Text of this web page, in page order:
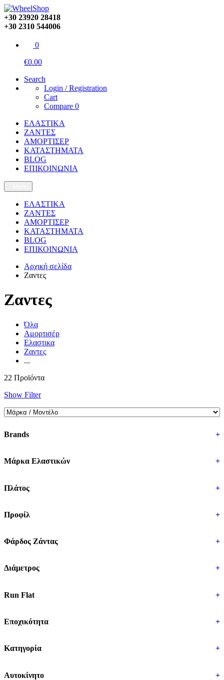
+30 23920 28418
+30 2310 544006
0
€0.00
Search
Login / Registration
Cart
Compare 0
ΕΛΑΣΤΙΚΑ
ΖΑΝΤΕΣ
ΑΜΟΡΤΙΣΕΡ
ΚΑΤΑΣΤΗΜΑΤΑ
BLOG
ΕΠΙΚΟΙΝΩΝΙΑ
ΕΛΑΣΤΙΚΑ
ΖΑΝΤΕΣ
ΑΜΟΡΤΙΣΕΡ
ΚΑΤΑΣΤΗΜΑΤΑ
BLOG
ΕΠΙΚΟΙΝΩΝΙΑ
Αρχική σελίδα
Ζαντες
Ζαντες
Όλα
Αμορτισέρ
Ελαστικα
Ζαντες
...
22 Προϊόντα
Show Filter
Brands +
Μάρκα Ελαστικών +
Πλάτος +
Προφίλ +
Φάρδος Ζάντας +
Διάμετρος +
Run Flat +
Εποχικότητα +
Κατηγορία +
Αυτοκίνητο +